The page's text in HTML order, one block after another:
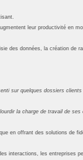
leur productivité en
des données, la création
sur quelques dossiers
la charge de travail de
en offrant des solutions de
interactions, les